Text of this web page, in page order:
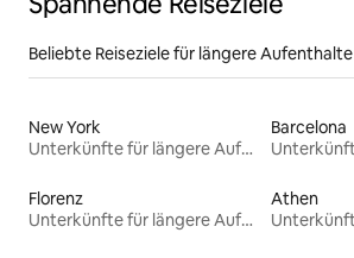
Beliebte Reiseziele für längere Aufenthalte
New York
Unterkünfte für längere Aufenthalte
Barcelona
Florenz
Unterkünfte für längere Aufenthalte
Athen